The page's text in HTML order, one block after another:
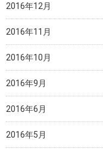
2016年12月
2016年11月
2016年10月
2016年9月
2016年6月
2016年5月